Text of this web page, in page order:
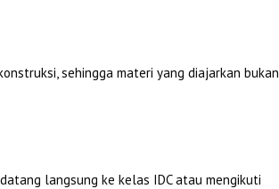
sehingga materi yang diajarkan bukan
langsung ke kelas IDC atau mengikuti